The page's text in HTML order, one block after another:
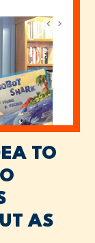
TO
AS